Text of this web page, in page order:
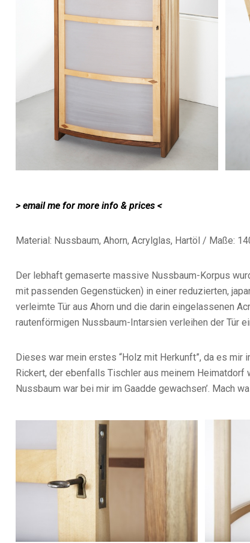
> email me for more info & prices <
Material: Nussbaum, Ahorn, Acrylglas, Hartöl / Maße:
Der lebhaft gemaserte massive Nussbaum-Korpus
mit passenden Gegenstücken) in einer reduzierten,
verleimte Tür aus Ahorn und die darin eingelassenen
rautenförmigen Nussbaum-Intarsien verleihen der Tür
Dieses war mein erstes “Holz mit Herkunft”, da es mir
Rickert, der ebenfalls Tischler aus meinem Heimatdorf
Nussbaum war bei mir im Gaadde gewachsen’. Mach